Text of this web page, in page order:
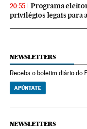
20:55
Programa
privilégios legais para
NEWSLETTERS
Receba o boletim diário do
APÚNTATE
NEWSLETTERS